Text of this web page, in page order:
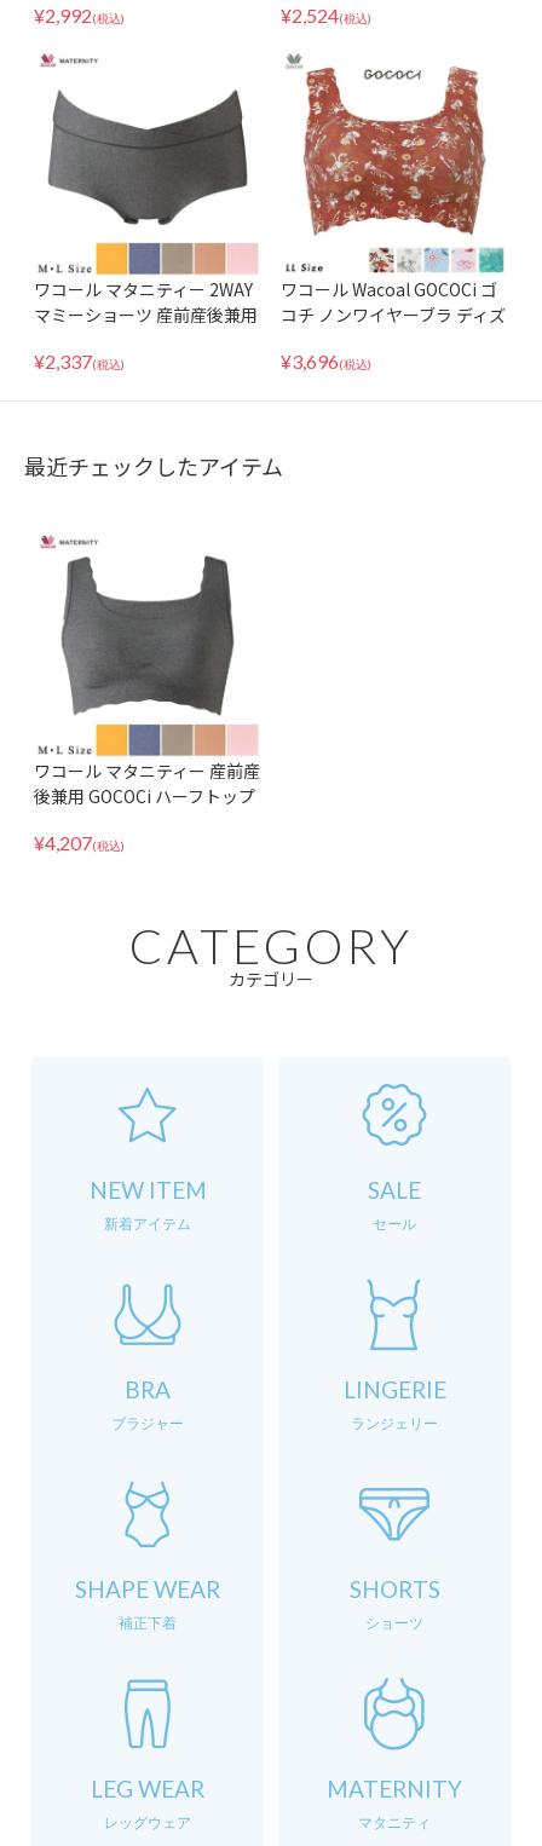
ィ PXB478
¥2,992(税込) ¥2,524(税込)
ワコール マタニティー 2WAY
マミーショーツ 産前産後兼用
¥2,337(税込)
ワコール Wacoal GOCOCi ゴ
コチ ノンワイヤーブラ ディズ
プ ブラレット CGG537 LLサ
¥3,696(税込)
最近チェックしたアイテム
ワコール マタニティー 産前産
後兼用 GOCOCi ハーフトップ
¥4,207(税込)
CATEGORY
カテゴリー
NEW ITEM
新着アイテム
SALE
セール
BRA
ブラジャー
LINGERIE
ランジェリー
SHAPE WEAR
補正下着
SHORTS
ショーツ
LEG WEAR
レッグウェア
MATERNITY
マタニティ